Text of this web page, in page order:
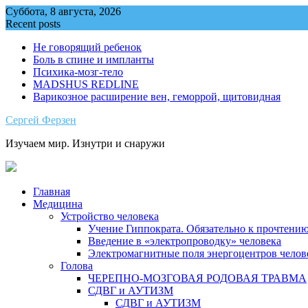
Skip
to
Суббота, 8 августа, 2026
Recent posts
Не говорящий ребенок
Боль в спине и импланты
Психика-мозг-тело
MADSHUS REDLINE
Варикозное расширение вен, геморрой, щитовидная
Сергей Ферзен
Изучаем мир. Изнутри и снаружи
Главная
Медицина
Устройство человека
Учение Гиппократа. Обязательно к
Введение в «электропроводку» человека
Электромагнитные поля энергоцентров
Голова
ЧЕРЕПНО-МОЗГОВАЯ РОДОВАЯ ТРАВМА
СДВГ и АУТИЗМ
СДВГ и АУТИЗМ